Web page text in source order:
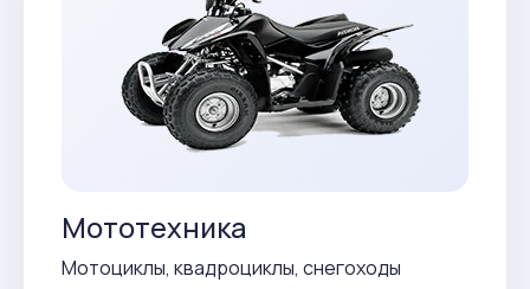
Мототехника
Мотоциклы, квадроциклы, снегоходы